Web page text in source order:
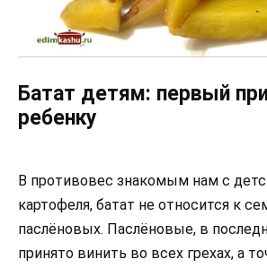
Батат детям: первый
ребенку
В противовес знакомым нам с
картофеля, батат не относится к
паслёновых. Паслёновые, в
принято винить во всех грехах, а